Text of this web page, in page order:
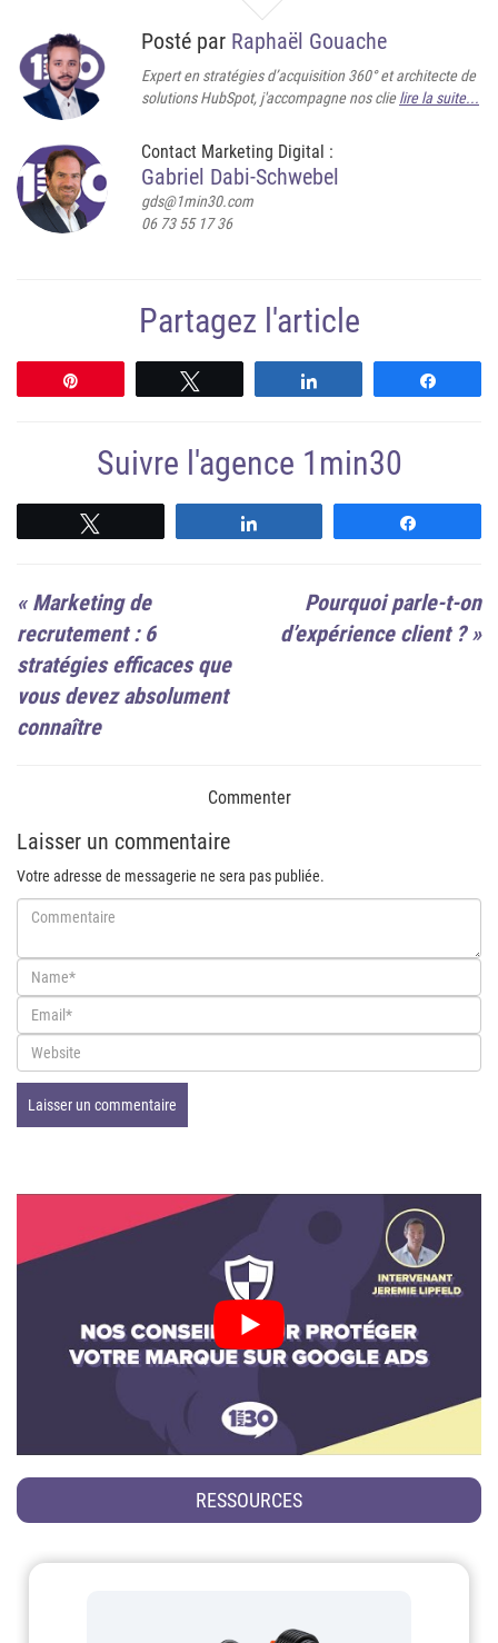
Posté par Raphaël Gouache
Expert en stratégies d’acquisition 360° et architecte de
solutions HubSpot, j'accompagne nos clielire la suite...
Contact Marketing Digital :
Gabriel Dabi-Schwebel
gds@1min30.com
06 73 55 17 36
Partagez l'article
Suivre l'agence 1min30
« Marketing de
recrutement : 6
stratégies efficaces que
vous devez absolument
connaître
Pourquoi parle-t-on
d’expérience client ?»
Commenter
Laisser un commentaire
Votre adresse de messagerie ne sera pas publiée.
RESSOURCES